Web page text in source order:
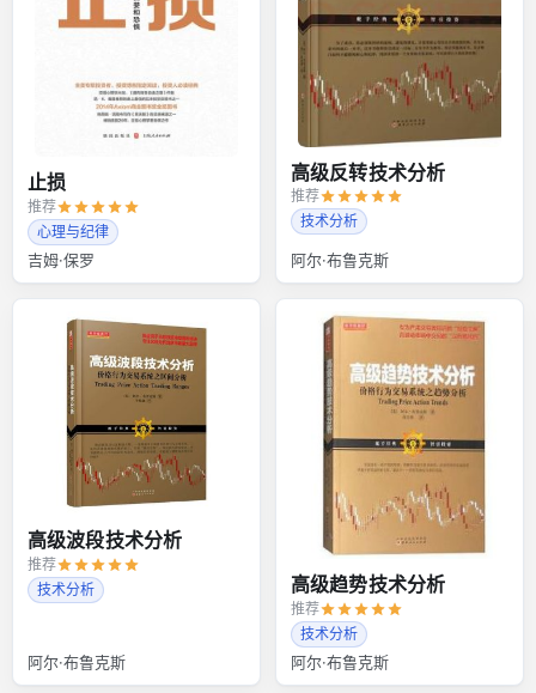
止损
推荐
心理与纪律
吉姆·保罗
高级反转技术分析
推荐
技术分析
阿尔·布鲁克斯
高级波段技术分析
推荐
技术分析
阿尔·布鲁克斯
高级趋势技术分析
推荐
技术分析
阿尔·布鲁克斯